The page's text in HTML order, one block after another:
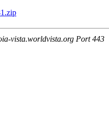
vista.worldvista.org Port 443